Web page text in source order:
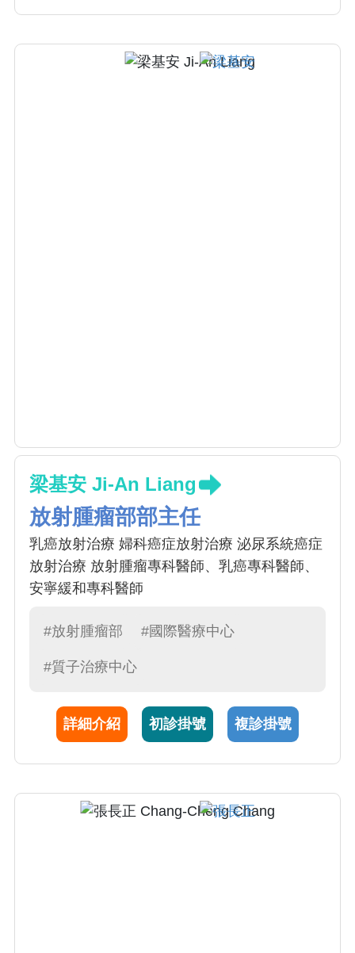
梁基安 Ji-An Liang
放射腫瘤部部主任
乳癌放射治療 婦科癌症放射治療 泌尿系統癌症
放射治療 放射腫瘤專科醫師、乳癌專科醫師、
安寧緩和專科醫師
#放射腫瘤部 #國際醫療中心
#質子治療中心
詳細介紹 初診掛號 複診掛號